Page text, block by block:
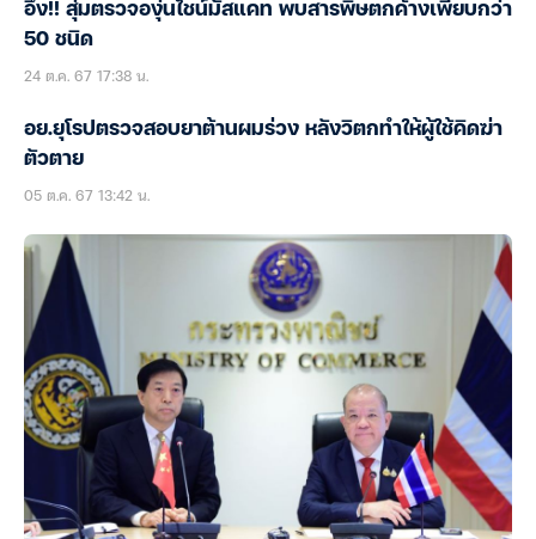
อึ้ง!! สุ่มตรวจองุ่นไชน์มัสแคท พบสารพิษตกค้างเพียบกว่า
50 ชนิด
24 ต.ค. 67 17:38 น.
อย.ยุโรปตรวจสอบยาต้านผมร่วง หลังวิตกทำให้ผู้ใช้คิดฆ่า
ตัวตาย
05 ต.ค. 67 13:42 น.